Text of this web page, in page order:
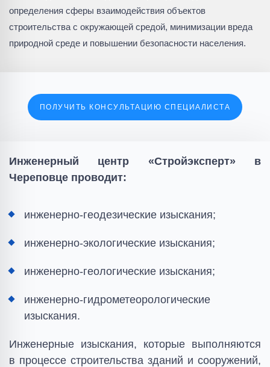
определения сферы взаимодействия объектов
строительства с окружающей средой, минимизации вреда
природной среде и повышении безопасности населения.
ПОЛУЧИТЬ КОНСУЛЬТАЦИЮ СПЕЦИАЛИСТА
Инженерный центр «Стройэксперт» в
Череповце проводит:
инженерно-геодезические изыскания;
инженерно-экологические изыскания;
инженерно-геологические изыскания;
инженерно-гидрометеорологические
изыскания.
Инженерные изыскания, которые выполняются
в процессе строительства зданий и сооружений,